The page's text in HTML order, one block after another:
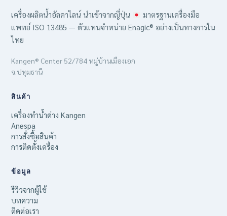
เครื่องผลิตน้ำอัลคาไลน์ นำเข้าจากญี่ปุ่น
มาตรฐานเครื่องมือ
แพทย์ ISO 13485 — ตัวแทนจำหน่าย Enagic® อย่างเป็นทางการใน
ไทย
Kangen® Center 52/784 หมู่บ้านเมืองเอก
จ.ปทุมธานี
สินค้า
เครื่องทำน้ำด่าง Kangen
Anespa
การสั่งซื้อสินค้า
การติดตั้งเครื่อง
ข้อมูล
รีวิวจากผู้ใช้
บทความ
ติดต่อเรา